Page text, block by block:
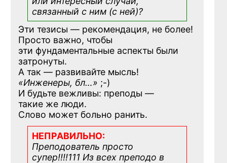
связанный с ним (с ней)?
Эти тезисы — рекомендация, не более!
Просто важно, чтобы
эти фундаментальные аспекты были
затронуты.
А так — развивайте мысль!
«Инженеры, бл…» ;-)
И будьте вежливы: преподы —
такие же люди.
Слово может больно ранить.
НЕПРАВИЛЬНО:
Преподователь просто
супер!!!!111 Из всех преподо в